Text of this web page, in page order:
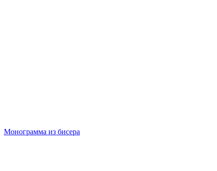
Монограмма из бисера